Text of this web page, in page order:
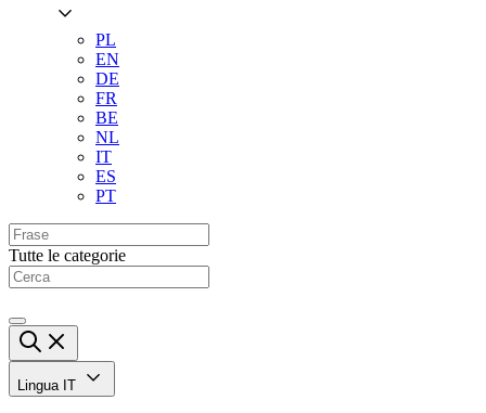
PL
EN
DE
FR
BE
NL
IT
ES
PT
Tutte le categorie
Lingua IT